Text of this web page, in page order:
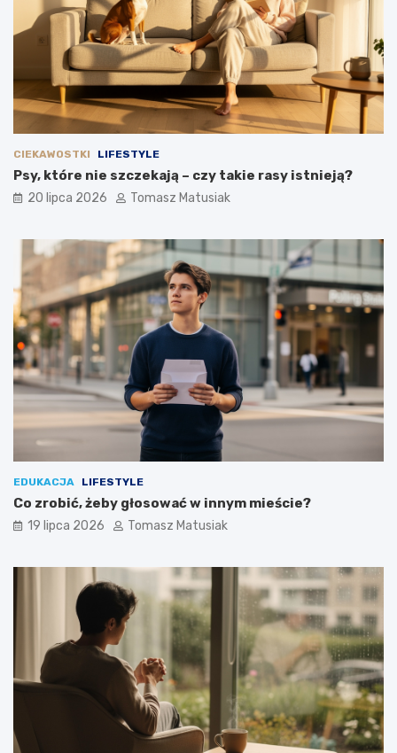
CIEKAWOSTKI LIFESTYLE
Psy, które nie szczekają – czy takie rasy istnieją?
20 lipca 2026 Tomasz Matusiak
EDUKACJA LIFESTYLE
Co zrobić, żeby głosować w innym mieście?
19 lipca 2026 Tomasz Matusiak